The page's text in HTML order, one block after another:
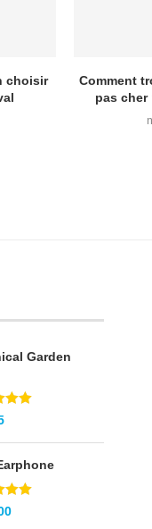
choisir
Comment
pas cher
Garden